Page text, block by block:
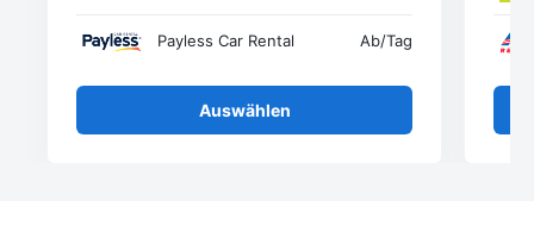
Payless Car Rental Ab/Tag
Auswählen